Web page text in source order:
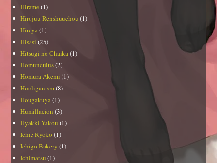
Hirame (1)
Hirojuu Renshuuchou (1)
Hiroya (1)
Hisasi (25)
Hitsugi no Chaika (1)
Homunculus(2)
Homura Akemi (1)
Hooliganism(8)
Hougakuya (1)
Humillacion (3)
Hyakki Yakou (1)
Ichie Ryoko (1)
Ichigo Bakery (1)
Ichimatsu (1)